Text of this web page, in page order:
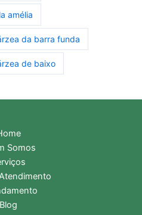
amélia
da barra funda
de baixo
Somos
Blog